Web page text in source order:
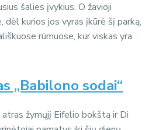
šalies įvykius. O žavioji
dėl kurios jos vyras įkūrė šį parką,
rūmuose, kur viskas yra
„Babilono sodai“
žymųjį Eifelio bokštą ir Di